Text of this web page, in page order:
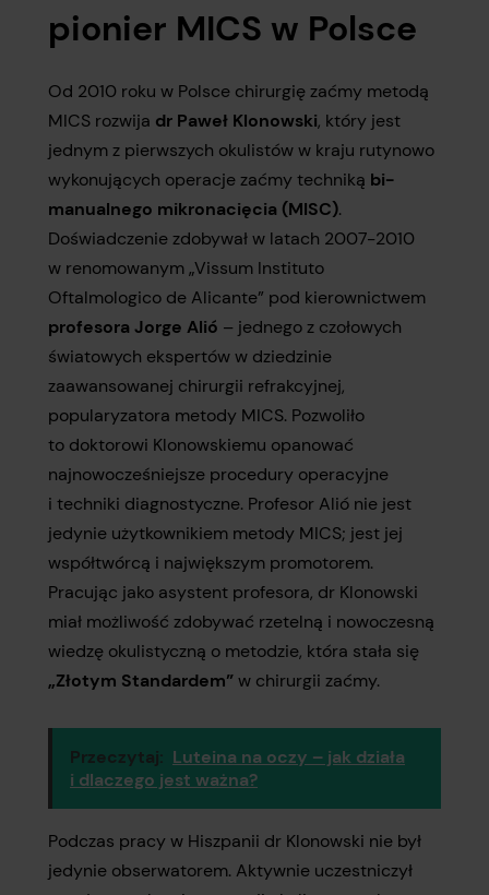
pionier MICS w Polsce
Od 2010 roku w Polsce chirurgię zaćmy metodą
MICS rozwija dr Paweł Klonowski, który jest
jednym z pierwszych okulistów w kraju rutynowo
wykonujących operacje zaćmy techniką bi-
manualnego mikronacięcia (MISC).
Doświadczenie zdobywał w latach 2007-2010
w renomowanym „Vissum Instituto
Oftalmologico de Alicante” pod kierownictwem
profesora Jorge Alió – jednego z czołowych
światowych ekspertów w dziedzinie
zaawansowanej chirurgii refrakcyjnej,
popularyzatora metody MICS. Pozwoliło
to doktorowi Klonowskiemu opanować
najnowocześniejsze procedury operacyjne
i techniki diagnostyczne. Profesor Alió nie jest
jedynie użytkownikiem metody MICS; jest jej
współtwórcą i największym promotorem.
Pracując jako asystent profesora, dr Klonowski
miał możliwość zdobywać rzetelną i nowoczesną
wiedzę okulistyczną o metodzie, która stała się
„Złotym Standardem”w chirurgii zaćmy.
Przeczytaj: Luteina na oczy – jak działa
i dlaczego jest ważna?
Podczas pracy w Hiszpanii dr Klonowski nie był
jedynie obserwatorem. Aktywnie uczestniczył